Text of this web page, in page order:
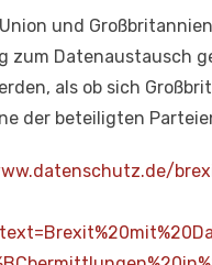
und
zum Datenaustausch
als ob sich
der beteiligten